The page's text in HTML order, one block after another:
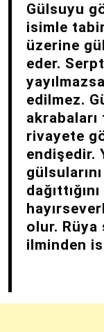
Gülsuyu
isimle
üzerine
eder.
edilmez.
rivayete
endişedir.
olur. Rüya
ilminden